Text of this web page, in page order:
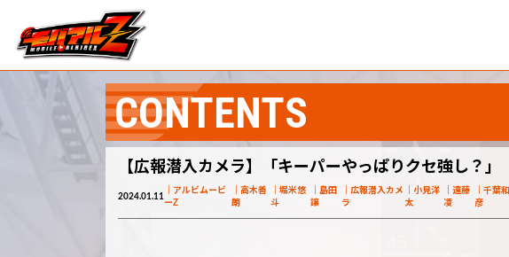
CONTENTS
【広報潜入カメラ】「キーパーやっぱりクセ強し？」
2024.01.11
アルビムービ
ーZ
高木善
朗
堀米悠
斗
島田
譲
広報潜入カメ
ラ
小見洋
太
遠藤
凌
千葉和
彦